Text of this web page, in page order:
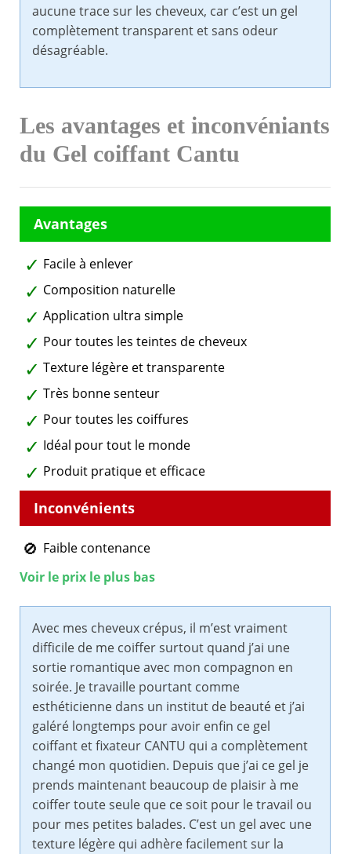
aucune trace sur les cheveux, car c’est un gel
complètement transparent et sans odeur
désagréable.
Les avantages et inconvéniants
du Gel coiffant Cantu
Facile à enlever
Composition naturelle
Application ultra simple
Pour toutes les teintes de cheveux
Texture légère et transparente
Très bonne senteur
Pour toutes les coiffures
Idéal pour tout le monde
Produit pratique et efficace
Faible contenance
Voir le prix le plus bas
Avec mes cheveux crépus, il m’est vraiment
difficile de me coiffer surtout quand j’ai une
sortie romantique avec mon compagnon en
soirée. Je travaille pourtant comme
esthéticienne dans un institut de beauté et j’ai
galéré longtemps pour avoir enfin ce gel
coiffant et fixateur CANTU qui a complètement
changé mon quotidien. Depuis que j’ai ce gel je
prends maintenant beaucoup de plaisir à me
coiffer toute seule que ce soit pour le travail ou
pour mes petites balades. C’est un gel avec une
texture légère qui adhère facilement sur la